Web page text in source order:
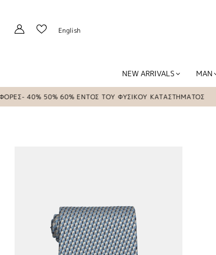
English
NEW ARRIVALS MAN
40% 50% 60% ΕΝΤΟΣ ΤΟΥ ΦΥΣΙΚΟΥ ΚΑΤΑΣΤΗΜΑΤΟΣ